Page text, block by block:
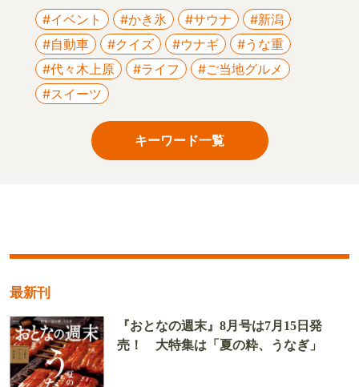
#イベント #かき氷 #サウナ
#新潟
#自動車
#クイズ #ウナギ
#うな重
#代々木上原
#ライフ
#ご当地グルメ
#スイーツ
キーワード一覧
最新刊
『おとなの週末』8月号は7月15日発
売！ 大特集は「夏の粋、うなぎ」